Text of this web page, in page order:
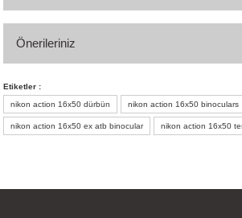
Önerileriniz
Bu ürünün fiyat bilgisi, resim, ürün açıklamalarında
yetersiz gördüğünüz noktaları öneri formunu
iletebilirsiniz.
Görüş ve önerileriniz için teşekkür ederiz.
Ürün açıklamasında eksik bilgiler bulunuyor.
Etiketler :
nikon action 16x50 dürbün
nikon action 16x50 binoculars
nikon action 16x50 ex atb binocular nikon action 16x50